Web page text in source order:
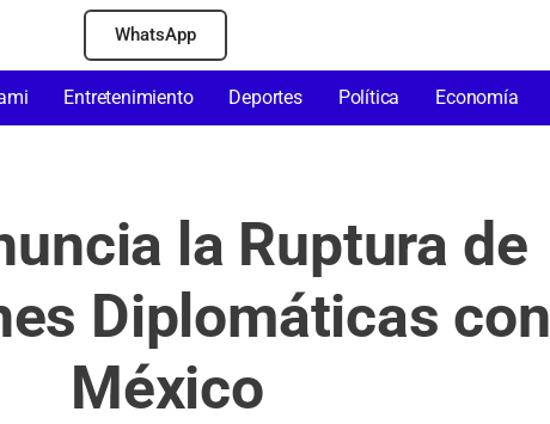
WhatsApp
Entretenimiento Deportes Política Economía
la Ruptura de
Diplomáticas con
México